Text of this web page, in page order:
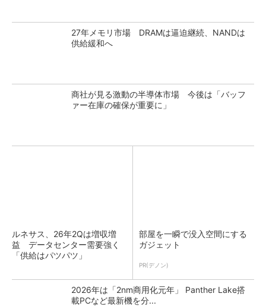
27年メモリ市場 DRAMは逼迫継続、NANDは
供給緩和へ
商社が見る激動の半導体市場 今後は「バッフ
ァー在庫の確保が重要に」
ルネサス、26年2Qは増収増
益 データセンター需要強く
「供給はパツパツ」
部屋を一瞬で没入空間にする
ガジェット
PR(デノン)
2026年は「2nm商用化元年」 Panther Lake搭
載PCなど最新機を分...